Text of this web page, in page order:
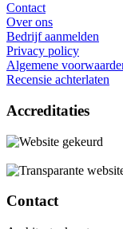
Contact
Over ons
Bedrijf aanmelden
Privacy policy
Algemene
Recensie achterlaten
Accreditaties
Contact